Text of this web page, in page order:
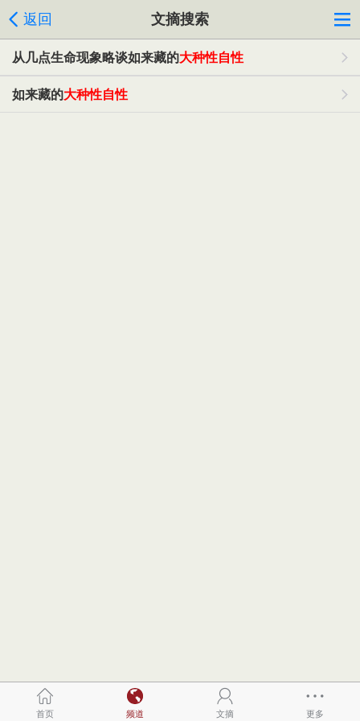
返回 文摘搜索
从几点生命现象略谈如来藏的大种性自性
如来藏的大种性自性
首页 频道 文摘 更多